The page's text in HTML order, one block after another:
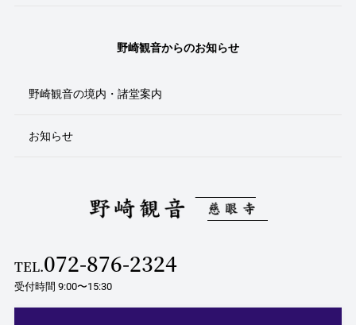
野崎観音からのお知らせ
野崎観音の境内・諸堂案内
お知らせ
TEL.072-876-2324
受付時間 9:00〜15:30